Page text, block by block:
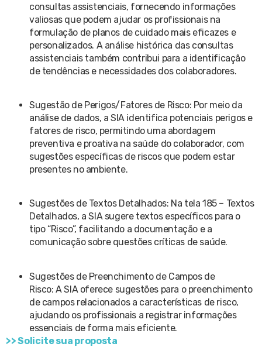
consultas assistenciais, fornecendo informações
valiosas que podem ajudar os profissionais na
formulação de planos de cuidado mais eficazes e
personalizados. A análise histórica das consultas
assistenciais também contribui para a identificação
de tendências e necessidades dos colaboradores.
Sugestão de Perigos/Fatores de Risco: Por meio da
análise de dados, a SIA identifica potenciais perigos e
fatores de risco, permitindo uma abordagem
preventiva e proativa na saúde do colaborador, com
sugestões específicas de riscos que podem estar
presentes no ambiente.
Sugestões de Textos Detalhados: Na tela 185 – Textos
Detalhados, a SIA sugere textos específicos para o
tipo “Risco”, facilitando a documentação e a
comunicação sobre questões críticas de saúde.
Sugestões de Preenchimento de Campos de
Risco: A SIA oferece sugestões para o preenchimento
de campos relacionados a características de risco,
ajudando os profissionais a registrar informações
essenciais de forma mais eficiente.
>> Solicite sua proposta